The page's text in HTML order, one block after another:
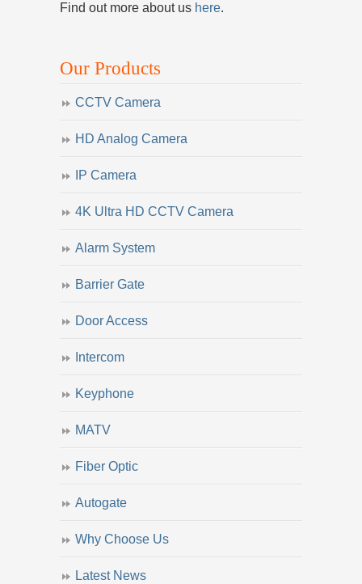
Find out more about us here.
Our Products
CCTV Camera
HD Analog Camera
IP Camera
4K Ultra HD CCTV Camera
Alarm System
Barrier Gate
Door Access
Intercom
Keyphone
MATV
Fiber Optic
Autogate
Why Choose Us
Latest News